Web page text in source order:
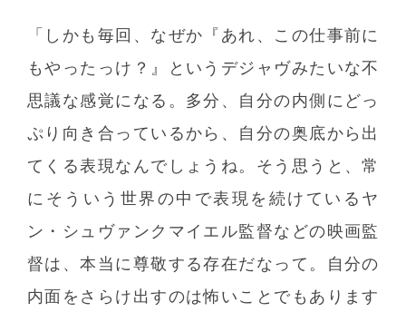
「しかも毎回、なぜか『あれ、この仕事前に
もやったっけ？』というデジャヴみたいな不
思議な感覚になる。多分、自分の内側にどっ
ぷり向き合っているから、自分の奥底から出
てくる表現なんでしょうね。そう思うと、常
にそういう世界の中で表現を続けているヤ
ン・シュヴァンクマイエル監督などの映画監
督は、本当に尊敬する存在だなって。自分の
内面をさらけ出すのは怖いことでもあります